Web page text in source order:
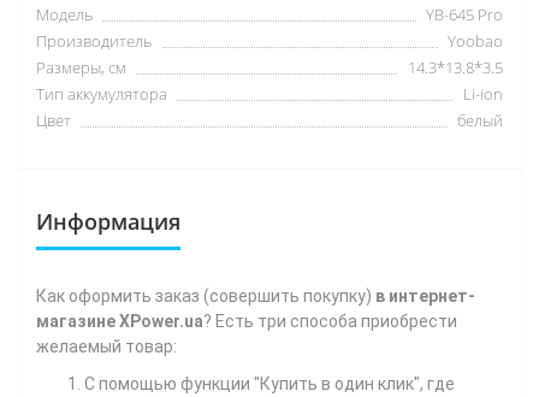
Модель
YB-645 Pro
Производитель
Yoobao
Размеры, см
14.3*13.8*3.5
Тип аккумулятора
Li-ion
Цвет
белый
Информация
Как оформить заказ (совершить покупку) в интернет-
магазине XPower.ua? Есть три способа приобрести
желаемый товар:
С помощью функции "Купить в один клик", где